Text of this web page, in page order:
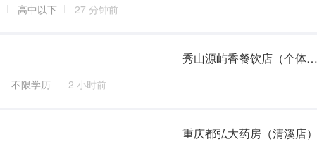
高中以下 27 分钟前
不限学历 2 小时前
秀山源屿香餐饮店（个体工商户）
重庆都弘大药房（清溪店）